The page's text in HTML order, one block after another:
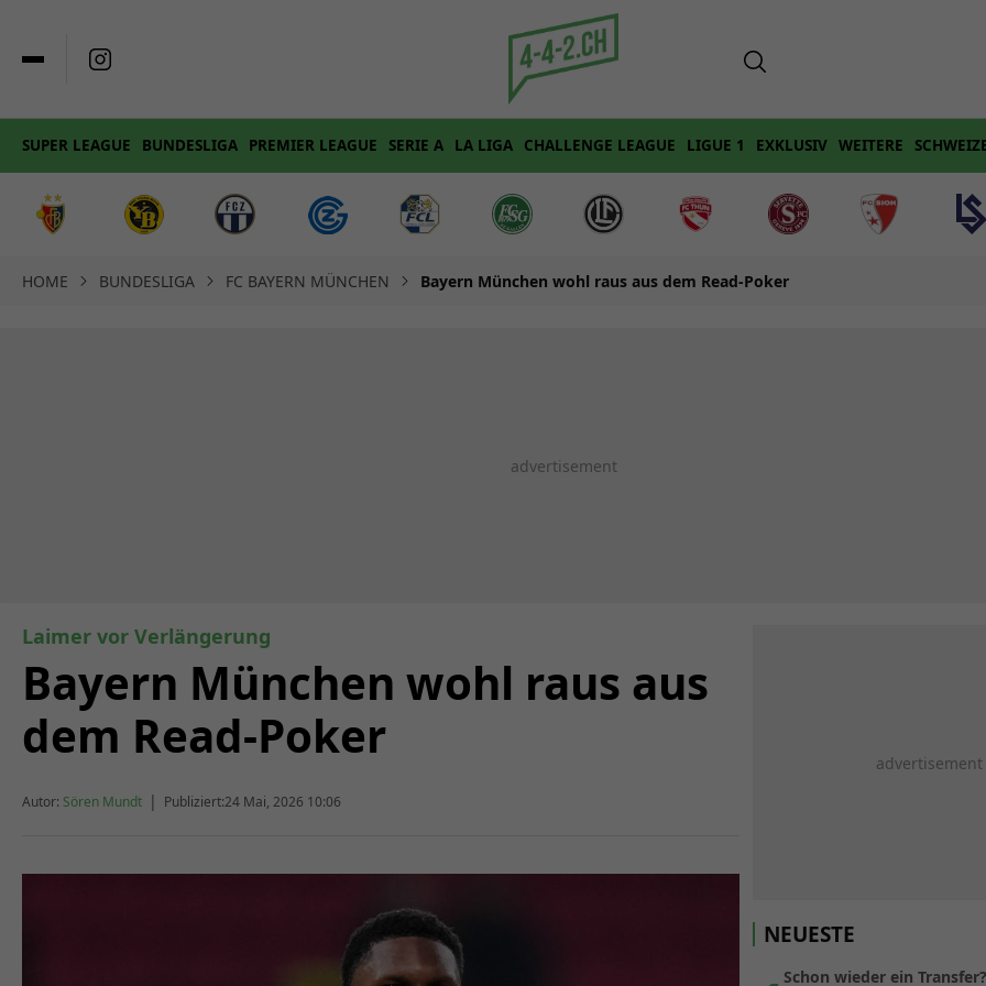
SUPER LEAGUE BUNDESLIGA PREMIER LEAGUE SERIE A LA LIGA CHALLENGE LEAGUE LIGUE 1 EXKLUSIV WEITERE
HOME BUNDESLIGA FC BAYERN MÜNCHEN Bayern München wohl raus aus dem Read-Poker
Laimer vor Verlängerung
Bayern München wohl raus aus
dem Read-Poker
Autor: Sören Mundt | Publiziert:24 Mai, 2026 10:06
NEUESTE
Schon wieder ein Transfer?